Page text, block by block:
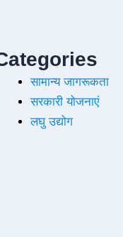
सामान्य जागरूकता
सरकारी योजनाएं
लघु उद्योग